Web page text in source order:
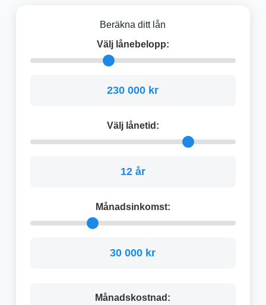
Beräkna ditt lån
Välj lånebelopp:
230 000 kr
Välj lånetid:
12 år
Månadsinkomst:
30 000 kr
Månadskostnad: